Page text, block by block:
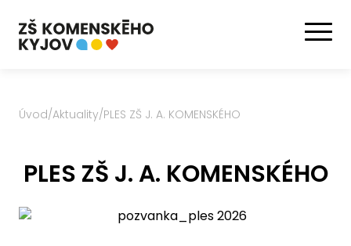
Úvod/Aktuality/PLES ZŠ J. A. KOMENSKÉHO
PLES ZŠ J. A. KOMENSKÉHO